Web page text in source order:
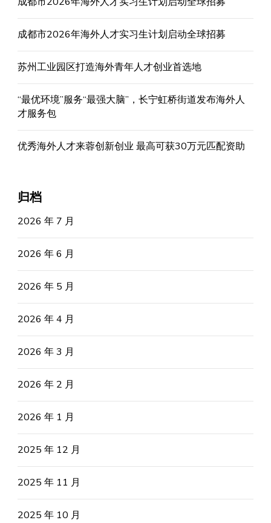
成都市2026年海外人才实习生计划启动全球招募
苏州工业园区打造海外青年人才创业首选地
“最优环境”服务“最强大脑”，长宁虹桥街道发布海外人
才服务包
优秀海外人才来蓉创新创业 最高可获30万元匹配资助
归档
2026 年 7 月
2026 年 6 月
2026 年 5 月
2026 年 4 月
2026 年 3 月
2026 年 2 月
2026 年 1 月
2025 年 12 月
2025 年 11 月
2025 年 10 月